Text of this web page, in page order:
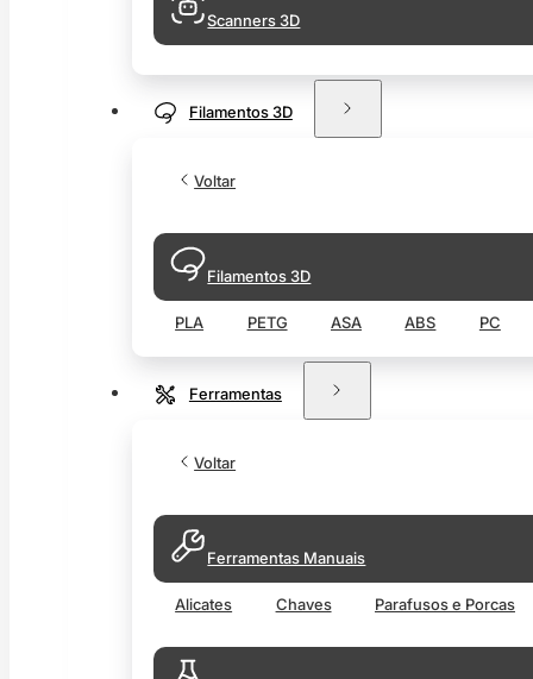
Scanners 3D
Filamentos 3D
Voltar
Filamentos 3D
PLA PETG ASA ABS PC
Ferramentas
Voltar
Ferramentas Manuais
Alicates Chaves Parafusos e Porcas